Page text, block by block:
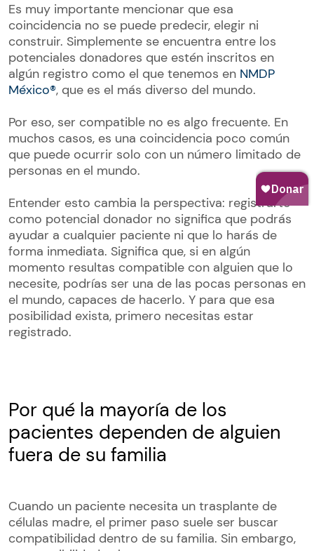
Es muy importante mencionar que esa
coincidencia no se puede predecir, elegir ni
construir. Simplemente se encuentra entre los
potenciales donadores que estén inscritos en
algún registro como el que tenemos en NMDP
México®, que es el más diverso del mundo.
Por eso, ser compatible no es algo frecuente. En
muchos casos, es una coincidencia poco común
que puede ocurrir solo con un número limitado de
personas en el mundo.
Entender esto cambia la perspectiva: registrarte
como potencial donador no significa que podrás
ayudar a cualquier paciente ni que lo harás de
forma inmediata. Significa que, si en algún
momento resultas compatible con alguien que lo
necesite, podrías ser una de las pocas personas en
el mundo, capaces de hacerlo. Y para que esa
posibilidad exista, primero necesitas estar
registrado.
Por qué la mayoría de los
pacientes dependen de alguien
fuera de su familia
Cuando un paciente necesita un trasplante de
células madre, el primer paso suele ser buscar
compatibilidad dentro de su familia. Sin embargo,